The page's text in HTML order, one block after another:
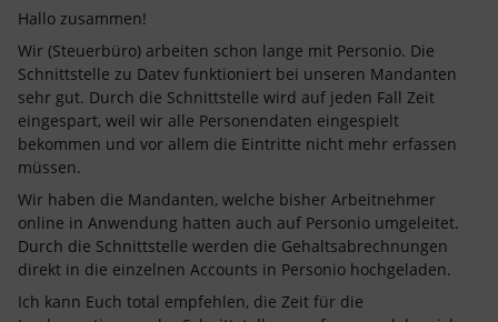
Hallo zusammen!
Wir (Steuerbüro) arbeiten schon lange mit Personio. Die
Schnittstelle zu Datev funktioniert bei unseren Mandanten
sehr gut. Durch die Schnittstelle wird auf jeden Fall Zeit
eingespart, weil wir alle Personendaten eingespielt
bekommen und vor allem die Eintritte nicht mehr erfassen
müssen.
Wir haben die Mandanten, welche bisher Arbeitnehmer
online in Anwendung hatten auch auf Personio umgeleitet.
Durch die Schnittstelle werden die Gehaltsabrechnungen
direkt in die einzelnen Accounts in Personio hochgeladen.
Ich kann Euch total empfehlen, die Zeit für die